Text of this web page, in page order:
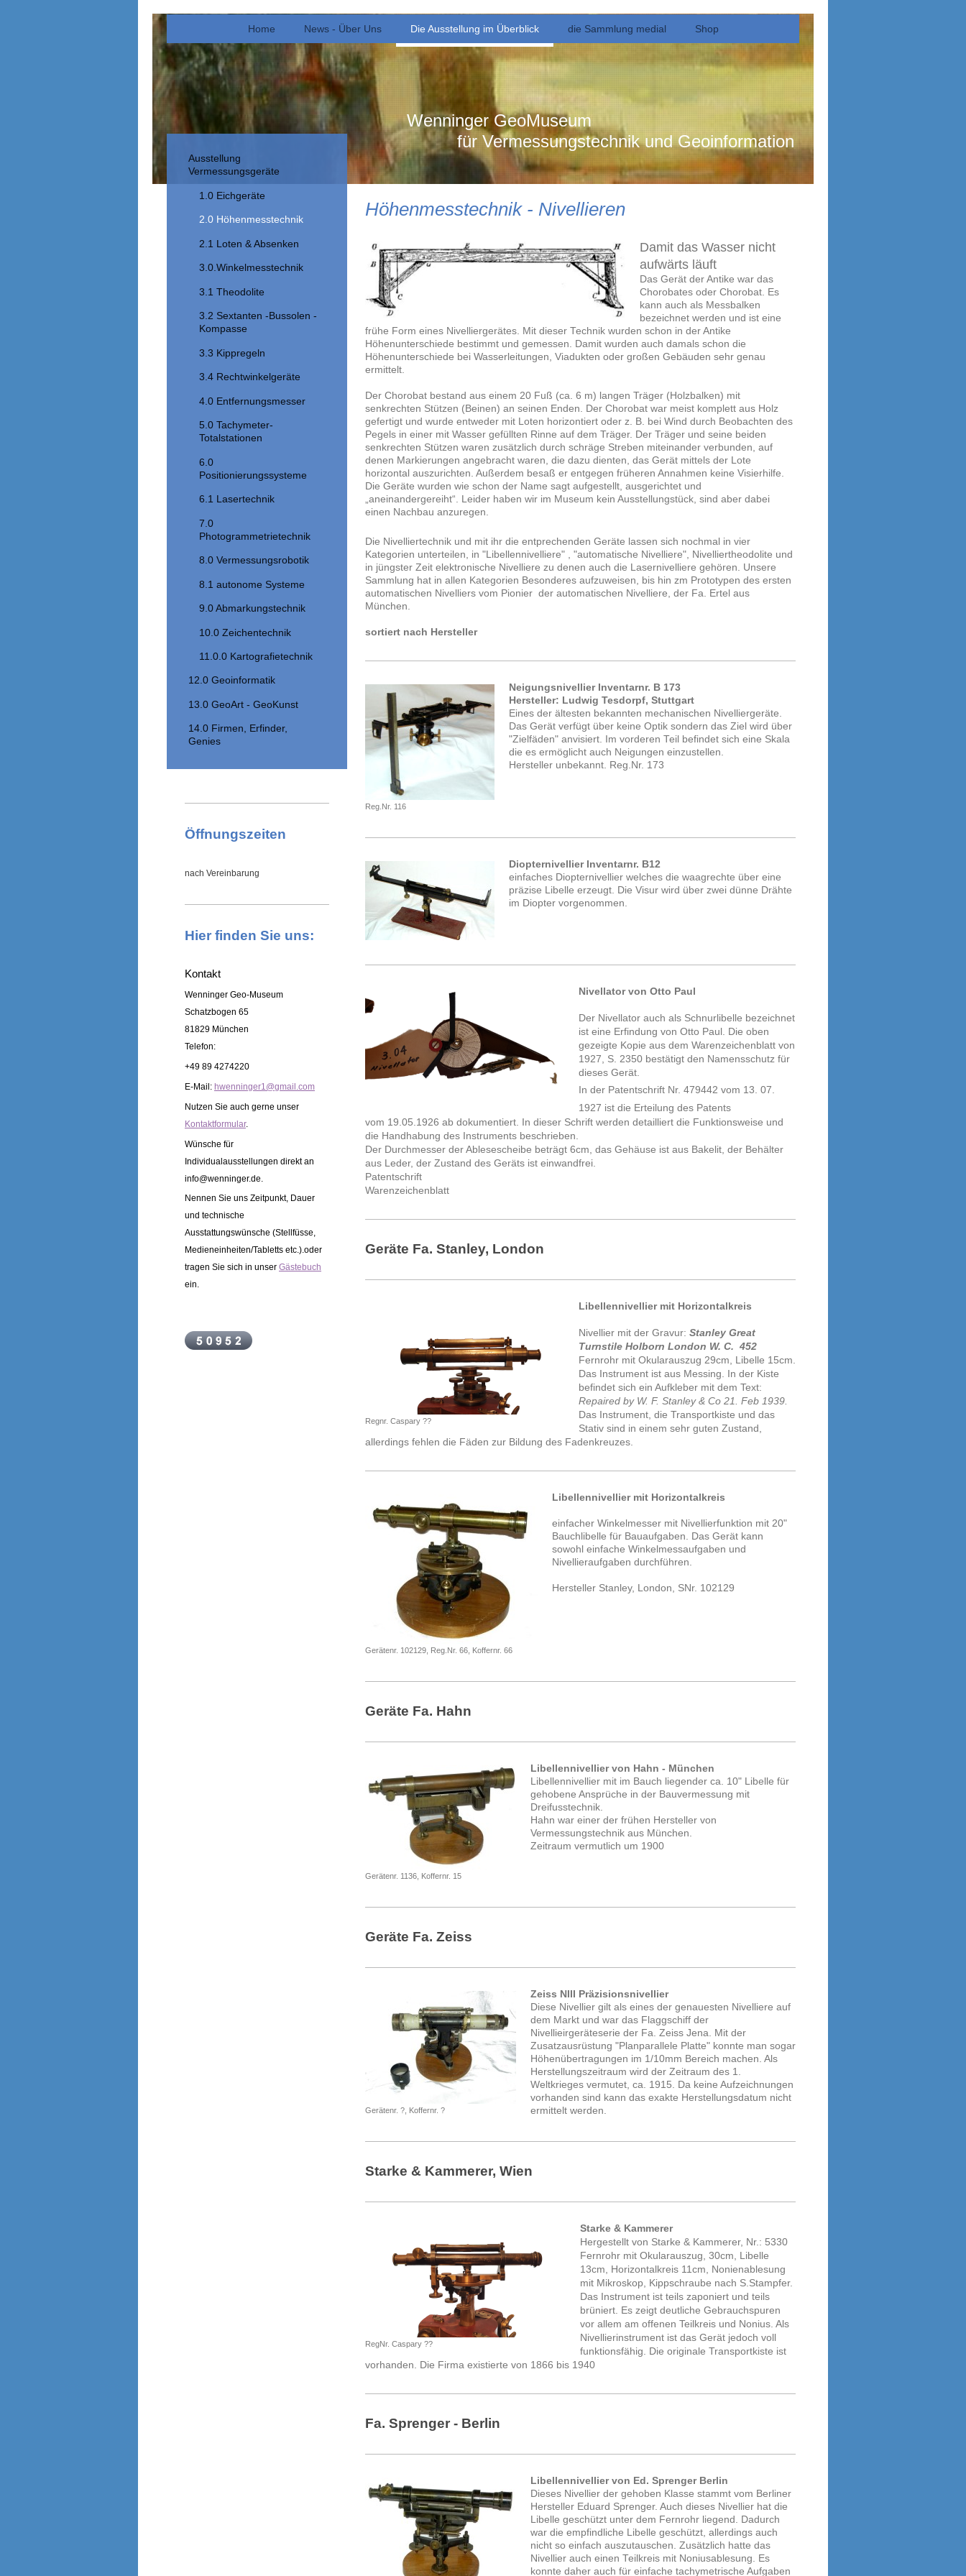
Home News - Über Uns Die Ausstellung im Überblick die Sammlung medial Shop
Wenninger GeoMuseum
für Vermessungstechnik und Geoinformation
Höhenmesstechnik - Nivellieren
Damit das Wasser nicht
aufwärts läuft
Das Gerät der Antike war das
Chorobates oder Chorobat. Es
kann auch als Messbalken
bezeichnet werden und ist eine
frühe Form eines Nivelliergerätes. Mit dieser Technik wurden schon in der Antike
Höhenunterschiede bestimmt und gemessen. Damit wurden auch damals schon die
Höhenunterschiede bei Wasserleitungen, Viadukten oder großen Gebäuden sehr genau
ermittelt.
Der Chorobat bestand aus einem 20 Fuß (ca. 6 m) langen Träger (Holzbalken) mit
senkrechten Stützen (Beinen) an seinen Enden. Der Chorobat war meist komplett aus Holz
gefertigt und wurde entweder mit Loten horizontiert oder z. B. bei Wind durch Beobachten des
Pegels in einer mit Wasser gefüllten Rinne auf dem Träger. Der Träger und seine beiden
senkrechten Stützen waren zusätzlich durch schräge Streben miteinander verbunden, auf
denen Markierungen angebracht waren, die dazu dienten, das Gerät mittels der Lote
horizontal auszurichten. Außerdem besaß er entgegen früheren Annahmen keine Visierhilfe.
Die Geräte wurden wie schon der Name sagt aufgestellt, ausgerichtet und
„aneinandergereiht“. Leider haben wir im Museum kein Ausstellungstück, sind aber dabei
einen Nachbau anzuregen.
Die Nivelliertechnik und mit ihr die entprechenden Geräte lassen sich nochmal in vier
Kategorien unterteilen, in "Libellennivelliere" , "automatische Nivelliere", Nivelliertheodolite und
in jüngster Zeit elektronische Nivelliere zu denen auch die Lasernivelliere gehören. Unsere
Sammlung hat in allen Kategorien Besonderes aufzuweisen, bis hin zm Prototypen des ersten
automatischen Nivelliers vom Pionier der automatischen Nivelliere, der Fa. Ertel aus
München.
sortiert nach Hersteller
Reg.Nr. 116
Neigungsnivellier Inventarnr. B 173
Hersteller: Ludwig Tesdorpf, Stuttgart
Eines der ältesten bekannten mechanischen Nivelliergeräte.
Das Gerät verfügt über keine Optik sondern das Ziel wird über
"Zielfäden" anvisiert. Im vorderen Teil befindet sich eine Skala
die es ermöglicht auch Neigungen einzustellen.
Hersteller unbekannt. Reg.Nr. 173
Diopternivellier Inventarnr. B12
einfaches Diopternivellier welches die waagrechte über eine
präzise Libelle erzeugt. Die Visur wird über zwei dünne Drähte
im Diopter vorgenommen.
Nivellator von Otto Paul
Der Nivellator auch als Schnurlibelle bezeichnet
ist eine Erfindung von Otto Paul. Die oben
gezeigte Kopie aus dem Warenzeichenblatt von
1927, S. 2350 bestätigt den Namensschutz für
dieses Gerät.
In der Patentschrift Nr. 479442 vom 13. 07.
1927 ist die Erteilung des Patents
vom 19.05.1926 ab dokumentiert. In dieser Schrift werden detailliert die Funktionsweise und
die Handhabung des Instruments beschrieben.
Der Durchmesser der Ablesescheibe beträgt 6cm, das Gehäuse ist aus Bakelit, der Behälter
aus Leder, der Zustand des Geräts ist einwandfrei.
Patentschrift
Warenzeichenblatt
Geräte Fa. Stanley, London
Regnr. Caspary ??
Libellennivellier mit Horizontalkreis
Nivellier mit der Gravur: Stanley Great
Turnstile Holborn London W. C. 452
Fernrohr mit Okularauszug 29cm, Libelle 15cm.
Das Instrument ist aus Messing. In der Kiste
befindet sich ein Aufkleber mit dem Text:
Repaired by W. F. Stanley & Co 21. Feb 1939.
Das Instrument, die Transportkiste und das
Stativ sind in einem sehr guten Zustand,
allerdings fehlen die Fäden zur Bildung des Fadenkreuzes.
Gerätenr. 102129, Reg.Nr. 66, Koffernr. 66
Libellennivellier mit Horizontalkreis
einfacher Winkelmesser mit Nivellierfunktion mit 20"
Bauchlibelle für Bauaufgaben. Das Gerät kann
sowohl einfache Winkelmessaufgaben und
Nivellieraufgaben durchführen.
Hersteller Stanley, London, SNr. 102129
Geräte Fa. Hahn
Gerätenr. 1136, Koffernr. 15
Libellennivellier von Hahn - München
Libellennivellier mit im Bauch liegender ca. 10" Libelle für
gehobene Ansprüche in der Bauvermessung mit
Dreifusstechnik.
Hahn war einer der frühen Hersteller von
Vermessungstechnik aus München.
Zeitraum vermutlich um 1900
Geräte Fa. Zeiss
Gerätenr. ?, Koffernr. ?
Zeiss NIII Präzisionsnivellier
Diese Nivellier gilt als eines der genauesten Nivelliere auf
dem Markt und war das Flaggschiff der
Nivellieirgeräteserie der Fa. Zeiss Jena. Mit der
Zusatzausrüstung "Planparallele Platte" konnte man sogar
Höhenübertragungen im 1/10mm Bereich machen. Als
Herstellungszeitraum wird der Zeitraum des 1.
Weltkrieges vermutet, ca. 1915. Da keine Aufzeichnungen
vorhanden sind kann das exakte Herstellungsdatum nicht
ermittelt werden.
Starke & Kammerer, Wien
RegNr. Caspary ??
Starke & Kammerer
Hergestellt von Starke & Kammerer, Nr.: 5330
Fernrohr mit Okularauszug, 30cm, Libelle
13cm, Horizontalkreis 11cm, Nonienablesung
mit Mikroskop, Kippschraube nach S.Stampfer.
Das Instrument ist teils zaponiert und teils
brüniert. Es zeigt deutliche Gebrauchspuren
vor allem am offenen Teilkreis und Nonius. Als
Nivellierinstrument ist das Gerät jedoch voll
funktionsfähig. Die originale Transportkiste ist
vorhanden. Die Firma existierte von 1866 bis 1940
Fa. Sprenger - Berlin
Libellennivellier von Ed. Sprenger Berlin
Dieses Nivellier der gehoben Klasse stammt vom Berliner
Hersteller Eduard Sprenger. Auch dieses Nivellier hat die
Libelle geschützt unter dem Fernrohr liegend. Dadurch
war die empfindliche Libelle geschützt, allerdings auch
nicht so einfach auszutauschen. Zusätzlich hatte das
Nivellier auch einen Teilkreis mit Noniusablesung. Es
konnte daher auch für einfache tachymetrische Aufgaben
Ausstellung
Vermessungsgeräte
1.0 Eichgeräte
2.0 Höhenmesstechnik
2.1 Loten & Absenken
3.0.Winkelmesstechnik
3.1 Theodolite
3.2 Sextanten -Bussolen -
Kompasse
3.3 Kippregeln
3.4 Rechtwinkelgeräte
4.0 Entfernungsmesser
5.0 Tachymeter-
Totalstationen
6.0
Positionierungssysteme
6.1 Lasertechnik
7.0
Photogrammetrietechnik
8.0 Vermessungsrobotik
8.1 autonome Systeme
9.0 Abmarkungstechnik
10.0 Zeichentechnik
11.0.0 Kartografietechnik
12.0 Geoinformatik
13.0 GeoArt - GeoKunst
14.0 Firmen, Erfinder,
Genies
Öffnungszeiten
nach Vereinbarung
Hier finden Sie uns:
Kontakt
Wenninger Geo-Museum
Schatzbogen 65
81829 München
Telefon:
+49 89 4274220
E-Mail: hwenninger1@gmail.com
Nutzen Sie auch gerne unser
Kontaktformular.
Wünsche für
Individualausstellungen direkt an
info@wenninger.de.
Nennen Sie uns Zeitpunkt, Dauer
und technische
Ausstattungswünsche (Stellfüsse,
Medieneinheiten/Tabletts etc.).oder
tragen Sie sich in unser Gästebuch
ein.